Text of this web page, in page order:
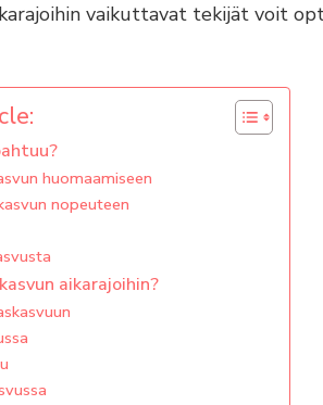
vaikuttavat tekijät voit
huomaamiseen
nopeuteen
aikarajoihin?